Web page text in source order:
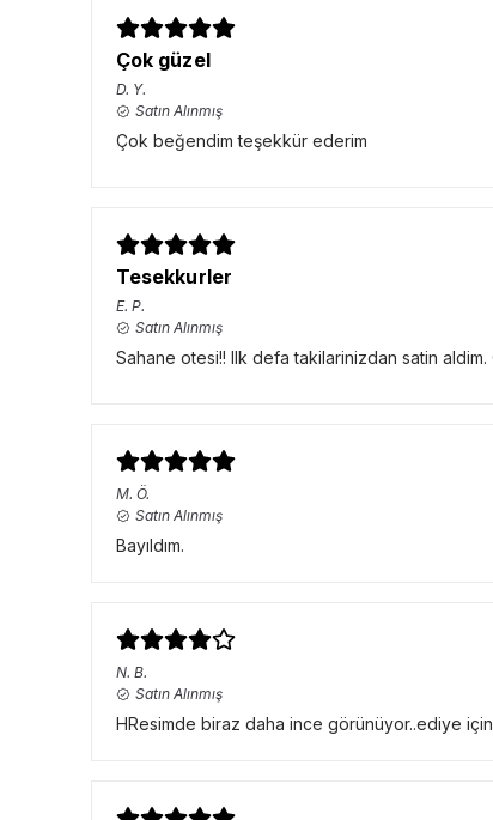
Çok güzel
D. Y.
Satın Alınmış
Çok beğendim teşekkür ederim
Tesekkurler
E. P.
Satın Alınmış
Sahane otesi!! Ilk defa takilarinizdan satin
M. Ö.
Satın Alınmış
Bayıldım.
N. B.
Satın Alınmış
HResimde biraz daha ince görünüyor..ediye